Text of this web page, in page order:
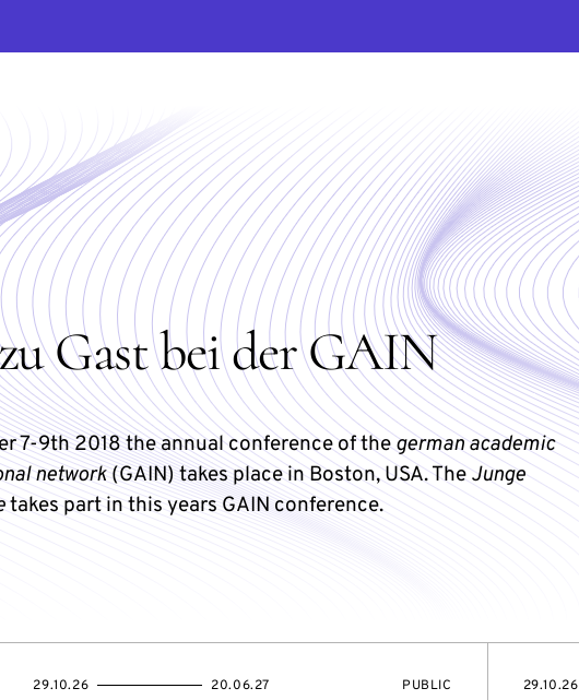
Gast bei der GAIN
7-9th 2018 the annual conference of thegerman academic
network(GAIN) takes place in Boston, USA. TheJunge
takes part in this years GAIN conference.
STARTS
29.10.26
ENDS
20.06.27
EVENT
PUBLIC
STARTS
29.10.26